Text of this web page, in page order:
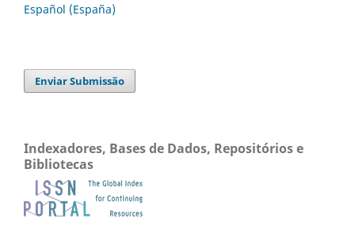
Español (España)
Enviar Submissão
Indexadores, Bases de Dados, Repositórios e
Bibliotecas